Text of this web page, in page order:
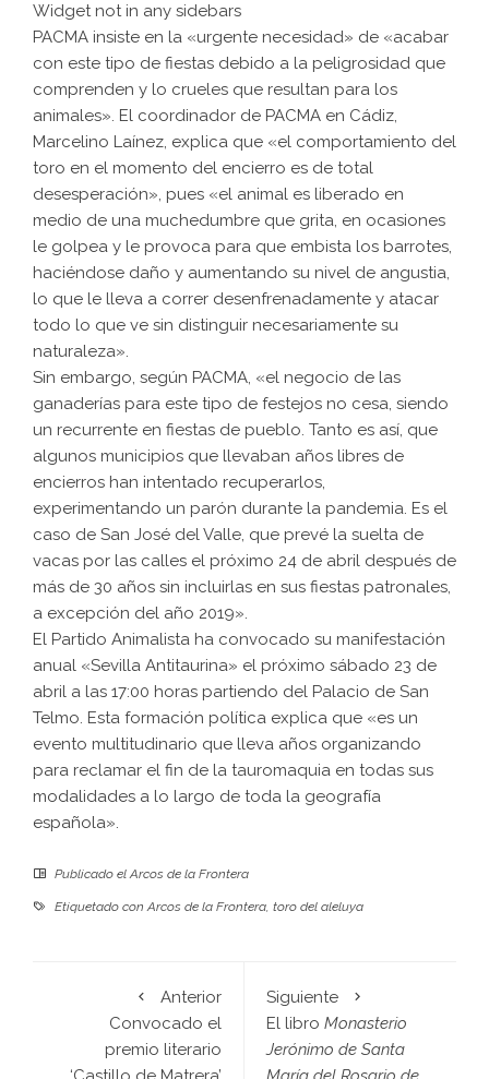
Widget not in any sidebars
PACMA insiste en la «urgente necesidad» de «acabar
con este tipo de fiestas debido a la peligrosidad que
comprenden y lo crueles que resultan para los
animales». El coordinador de PACMA en Cádiz,
Marcelino Laínez, explica que «el comportamiento del
toro en el momento del encierro es de total
desesperación», pues «el animal es liberado en
medio de una muchedumbre que grita, en ocasiones
le golpea y le provoca para que embista los barrotes,
haciéndose daño y aumentando su nivel de angustia,
lo que le lleva a correr desenfrenadamente y atacar
todo lo que ve sin distinguir necesariamente su
naturaleza».
Sin embargo, según PACMA, «el negocio de las
ganaderías para este tipo de festejos no cesa, siendo
un recurrente en fiestas de pueblo. Tanto es así, que
algunos municipios que llevaban años libres de
encierros han intentado recuperarlos,
experimentando un parón durante la pandemia. Es el
caso de San José del Valle, que prevé la suelta de
vacas por las calles el próximo 24 de abril después de
más de 30 años sin incluirlas en sus fiestas patronales,
a excepción del año 2019».
El Partido Animalista ha convocado su manifestación
anual «Sevilla Antitaurina» el próximo sábado 23 de
abril a las 17:00 horas partiendo del Palacio de San
Telmo. Esta formación política explica que «es un
evento multitudinario que lleva años organizando
para reclamar el fin de la tauromaquia en todas sus
modalidades a lo largo de toda la geografía
española».
Publicado elArcos de la Frontera
Etiquetado conArcos de la Frontera, toro del aleluya
Anterior
Convocado el
premio literario
Siguiente
El libro Monasterio
Jerónimo de Santa